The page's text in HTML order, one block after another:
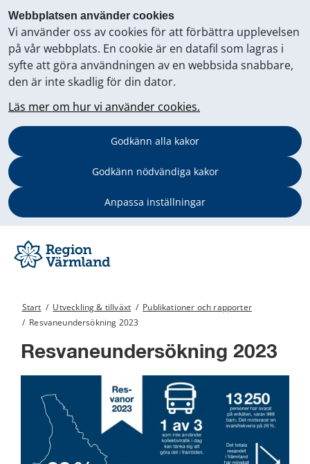
Webbplatsen använder cookies
Vi använder oss av cookies för att förbättra upplevelsen
på vår webbplats. En cookie är en datafil som lagras i
syfte att göra användningen av en webbsida snabbare,
den är inte skadlig för din dator.
Läs mer om hur vi använder cookies.
Godkänn alla kakor
Godkänn nödvändiga kakor
Anpassa inställningar
Start / Utveckling & tillväxt / Publikationer och rapporter
/ Resvaneundersökning 2023
Resvaneundersökning 2023